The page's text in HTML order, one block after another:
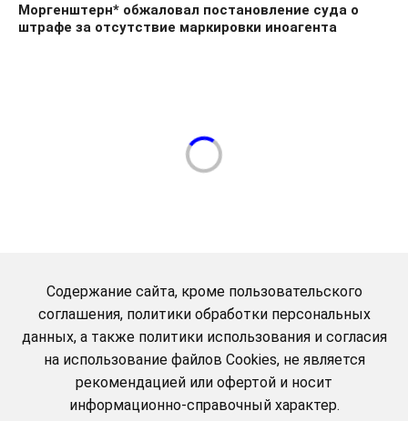
Моргенштерн* обжаловал постановление суда о
штрафе за отсутствие маркировки иноагента
Содержание сайта, кроме пользовательского
соглашения, политики обработки персональных
данных, а также политики использования и согласия
на использование файлов Cookies, не является
рекомендацией или офертой и носит
информационно-справочный характер.